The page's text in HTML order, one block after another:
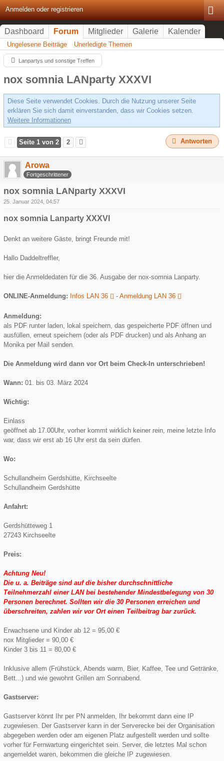
Anmelden oder registrieren
Dashboard Forum Mitglieder Galerie Kalender
Ungelesene Beiträge Unerledigte Themen
Lanpartys und sonstige Treffen
nox somnia LANparty XXXVI
Diese Seite verwendet Cookies. Durch die Nutzung unserer Seite
erklären Sie sich damit einverstanden, dass wir Cookies setzen.
Weitere Informationen
Seite 1 von 2 2 Antworten
Arowa
Fortgeschrittener
nox somnia LANparty XXXVI
25. Januar 2024, 04:57
nox somnia Lanparty XXXVI
Denkt an weitere Gäste, bringt Freunde mit!
Hallo Daddeltreffler,
hier die Anmeldedaten für die 36. Ausgabe der nox-somnia Lanparty.
ONLINE-Anmeldung: Infos LAN 36 - Anmeldung LAN 36
Anmeldung:
als PDF runter laden, lokal speichern, das gespeicherte PDF öffnen und
ausfüllen, erneut speichern (oder als PDF drucken) und als Anhang an
Monika per Mail senden.
Die Anmeldung wird dann vor Ort beim Check-In unterschrieben!
Wann: 01. bis 03. März 2024
Wichtig:
Einlass
geöffnet ab 17.00Uhr, vorher kommt wirklich keiner rein, meine letzte Info
war, dass wir erst ab 16 Uhr erst da sein dürfen.
Wo:
Schullandheim Gerdshütte, Kirchseelte
Schullandheim Gerdshütte
Anfahrt:
Gerdshütteweg 1
27243 Kirchseelte
Preis:
Achtung Neu!
Die u. a. Beiträge sind auf die bisher durchschnittliche
Teilnehmerzahl einer LAN bei bestehender Mindestbelegung von 30
Personen berechnet. Sollten wir die 30 Personen erreichen und
überschreiten, zahlen wir vor Ort einen Teilbeitrag bar zurück.
Erwachsene und Kinder ab 12 = 95,00 €
nox Mitglieder = 90,00 €
Kinder 3 bis 11 = 80,00 €
Inklusive allem (Frühstück, Abends warm, Bier, Kaffee, Tee und Getränke,
Bett...) und wie gewohnt Grillen am Sonnabend.
Gastserver:
Gastserver könnt Ihr per PN anmelden, Ihr bekommt dann eine IP
zugewiesen. Der Gastserver kann in der Serverecke bei der Organisation
abgegeben werden oder am eigenen Platz aufgestellt werden und sollte
vorher für Fernwartung eingerichtet sein. Server, die letztes Mal schon
angemeldet waren, bekommen die gleiche IP zugewiesen.